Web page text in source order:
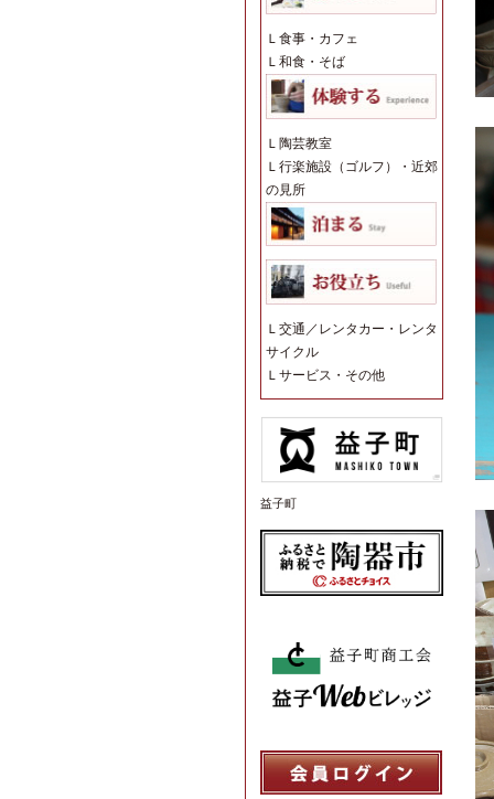
Ｌ 食事・カフェ
Ｌ 和食・そば
Ｌ 陶芸教室
Ｌ 行楽施設（ゴルフ）・近郊
の見所
Ｌ 交通／レンタカー・レンタ
サイクル
Ｌ サービス・その他
益子町